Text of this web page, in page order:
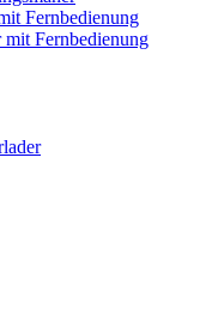
Fernbedienung
mit Fernbedienung